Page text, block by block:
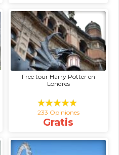
Free tour Harry Potter en
Londres
233 Opiniones
Gratis